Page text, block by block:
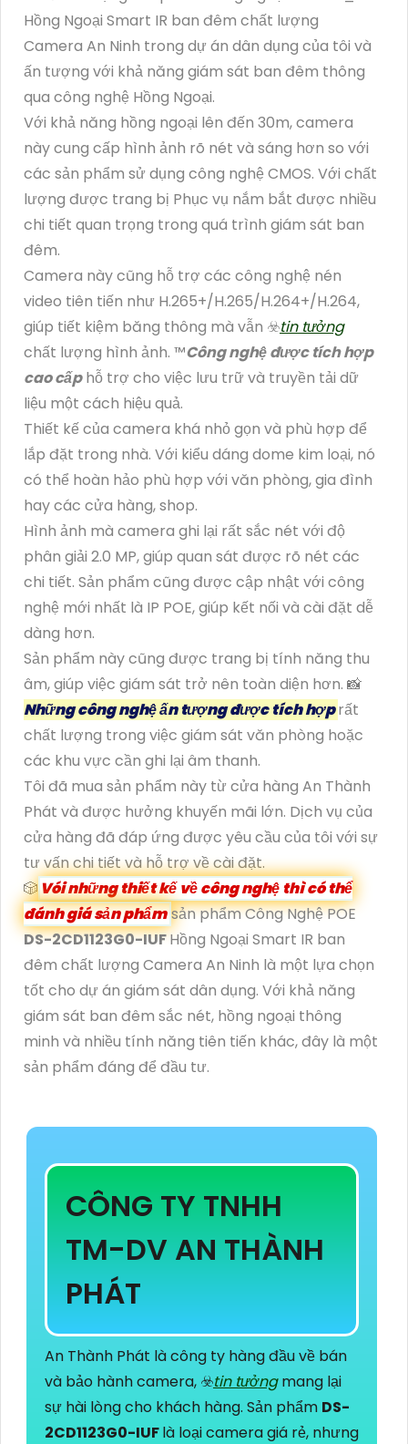
Hồng Ngoại Smart IR ban đêm chất lượng
Camera An Ninh trong dự án dân dụng của tôi và
ấn tượng với khả năng giám sát ban đêm thông
qua công nghệ Hồng Ngoại.
Với khả năng hồng ngoại lên đến 30m, camera
này cung cấp hình ảnh rõ nét và sáng hơn so với
các sản phẩm sử dụng công nghệ CMOS. Với chất
lượng được trang bị Phục vụ nắm bắt được nhiều
chi tiết quan trọng trong quá trình giám sát ban
đêm.
Camera này cũng hỗ trợ các công nghệ nén
video tiên tiến như H.265+/H.265/H.264+/H.264,
giúp tiết kiệm băng thông mà vẫn ☣️tin tưởng
chất lượng hình ảnh. ™️Công nghệ được tích hợp
cao cấphỗ trợ cho việc lưu trữ và truyền tải dữ
liệu một cách hiệu quả.
Thiết kế của camera khá nhỏ gọn và phù hợp để
lắp đặt trong nhà. Với kiểu dáng dome kim loại, nó
có thể hoàn hảo phù hợp với văn phòng, gia đình
hay các cửa hàng, shop.
Hình ảnh mà camera ghi lại rất sắc nét với độ
phân giải 2.0 MP, giúp quan sát được rõ nét các
chi tiết. Sản phẩm cũng được cập nhật với công
nghệ mới nhất là IP POE, giúp kết nối và cài đặt dễ
dàng hơn.
Sản phẩm này cũng được trang bị tính năng thu
âm, giúp việc giám sát trở nên toàn diện hơn. 📸
Những công nghệ ấn tượng được tích hợprất
chất lượng trong việc giám sát văn phòng hoặc
các khu vực cần ghi lại âm thanh.
Tôi đã mua sản phẩm này từ cửa hàng An Thành
Phát và được hưởng khuyến mãi lớn. Dịch vụ của
cửa hàng đã đáp ứng được yêu cầu của tôi với sự
tư vấn chi tiết và hỗ trợ về cài đặt.
🎲Vói những thiết kế về công nghệ thì có thể
đánh giá sản phẩmsản phẩm Công Nghệ POE
DS-2CD1123G0-IUFHồng Ngoại Smart IR ban
đêm chất lượng Camera An Ninh là một lựa chọn
tốt cho dự án giám sát dân dụng. Với khả năng
giám sát ban đêm sắc nét, hồng ngoại thông
minh và nhiều tính năng tiên tiến khác, đây là một
sản phẩm đáng để đầu tư.
CÔNG TY TNHH
TM-DV AN THÀNH
PHÁT
An Thành Phát là công ty hàng đầu về bán
và bảo hành camera, ☣️tin tưởngmang lại
sự hài lòng cho khách hàng. Sản phẩm DS-
2CD1123G0-IUFlà loại camera giá rẻ, nhưng